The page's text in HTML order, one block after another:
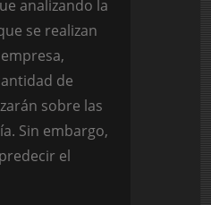
analizando la
se realizan
de
sobre las
Sin embargo,
el